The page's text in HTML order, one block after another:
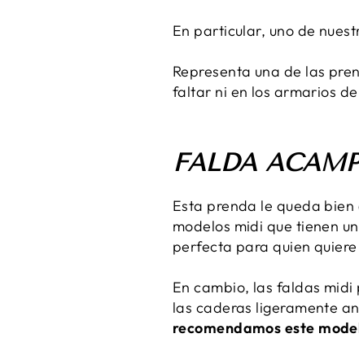
En particular, uno de
Representa una de las
faltar ni en los armarios de
FALDA
Esta prenda le queda
modelos midi que tienen
perfecta para quien
En cambio, las faldas midi
las caderas ligeramente
recomendamos este